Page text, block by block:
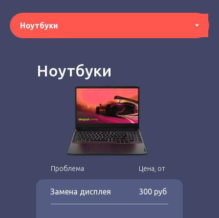
Проблема Цена, от
Ноутбуки
Замена дисплея 300 руб